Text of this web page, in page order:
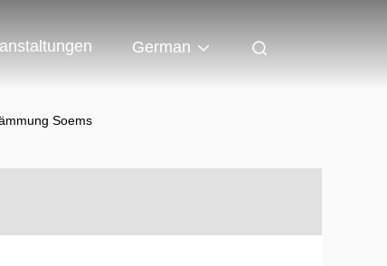
German
Soems